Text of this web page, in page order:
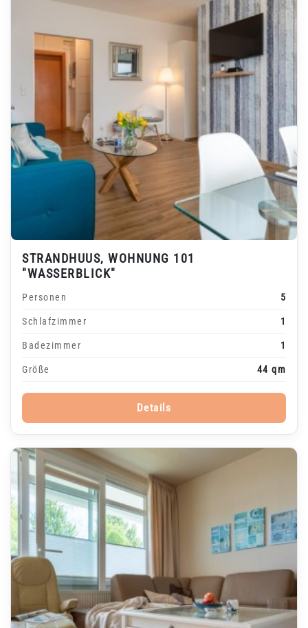
STRANDHUUS, WOHNUNG 101
"WASSERBLICK"
Personen 5
Schlafzimmer 1
Badezimmer 1
Größe 44 qm
Details